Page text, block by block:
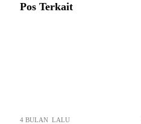
Pos Terkait
4 BULAN LALU